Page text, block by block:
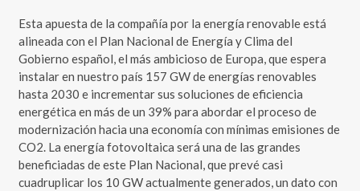
Esta apuesta de la compañía por la energía renovable está
alineada con el Plan Nacional de Energía y Clima del
Gobierno español, el más ambicioso de Europa, que espera
instalar en nuestro país 157 GW de energías renovables
hasta 2030 e incrementar sus soluciones de eficiencia
energética en más de un 39% para abordar el proceso de
modernización hacia una economía con mínimas emisiones de
CO2. La energía fotovoltaica será una de las grandes
beneficiadas de este Plan Nacional, que prevé casi
cuadruplicar los 10 GW actualmente generados, un dato con